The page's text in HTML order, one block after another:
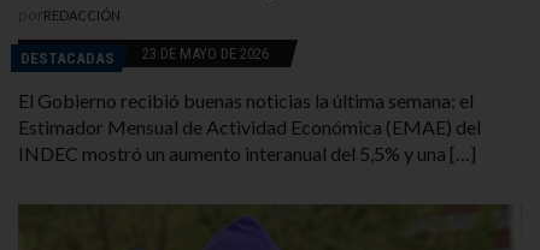
REDACCIÓN
DESTACADAS 23 DE MAYO DE 2026
El Gobierno recibió buenas noticias la última semana: el
Estimador Mensual de Actividad Económica (EMAE) del
INDEC mostró un aumento interanual del 5,5% y una […]